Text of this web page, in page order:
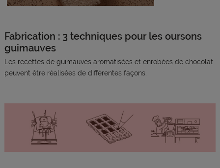
Fabrication : 3 techniques pour les oursons
guimauves
Les recettes de guimauves aromatisées et enrobées de chocolat
peuvent être réalisées de différentes façons.